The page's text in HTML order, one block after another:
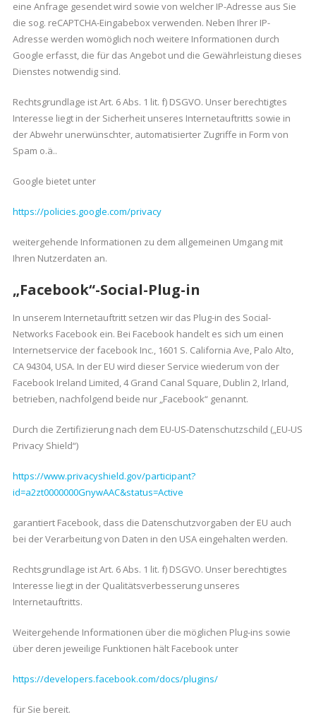
eine Anfrage gesendet wird sowie von welcher IP-Adresse aus Sie
die sog. reCAPTCHA-Eingabebox verwenden. Neben Ihrer IP-
Adresse werden womöglich noch weitere Informationen durch
Google erfasst, die für das Angebot und die Gewährleistung dieses
Dienstes notwendig sind.
Rechtsgrundlage ist Art. 6 Abs. 1 lit. f) DSGVO. Unser berechtigtes
Interesse liegt in der Sicherheit unseres Internetauftritts sowie in
der Abwehr unerwünschter, automatisierter Zugriffe in Form von
Spam o.ä..
Google bietet unter
https://policies.google.com/privacy
weitergehende Informationen zu dem allgemeinen Umgang mit
Ihren Nutzerdaten an.
„Facebook“-Social-Plug-in
In unserem Internetauftritt setzen wir das Plug-in des Social-
Networks Facebook ein. Bei Facebook handelt es sich um einen
Internetservice der facebook Inc., 1601 S. California Ave, Palo Alto,
CA 94304, USA. In der EU wird dieser Service wiederum von der
Facebook Ireland Limited, 4 Grand Canal Square, Dublin 2, Irland,
betrieben, nachfolgend beide nur „Facebook“ genannt.
Durch die Zertifizierung nach dem EU-US-Datenschutzschild („EU-US
Privacy Shield“)
https://www.privacyshield.gov/participant?
id=a2zt0000000GnywAAC&status=Active
garantiert Facebook, dass die Datenschutzvorgaben der EU auch
bei der Verarbeitung von Daten in den USA eingehalten werden.
Rechtsgrundlage ist Art. 6 Abs. 1 lit. f) DSGVO. Unser berechtigtes
Interesse liegt in der Qualitätsverbesserung unseres
Internetauftritts.
Weitergehende Informationen über die möglichen Plug-ins sowie
über deren jeweilige Funktionen hält Facebook unter
https://developers.facebook.com/docs/plugins/
für Sie bereit.